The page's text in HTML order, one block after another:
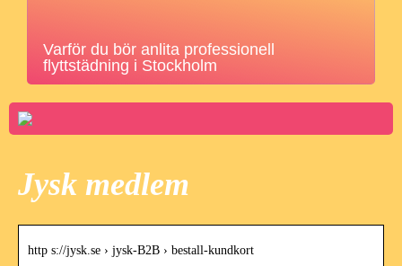
Varför du bör anlita professionell
flyttstädning i Stockholm
Jysk medlem
http s://jysk.se › jysk-B2B › bestall-kundkort